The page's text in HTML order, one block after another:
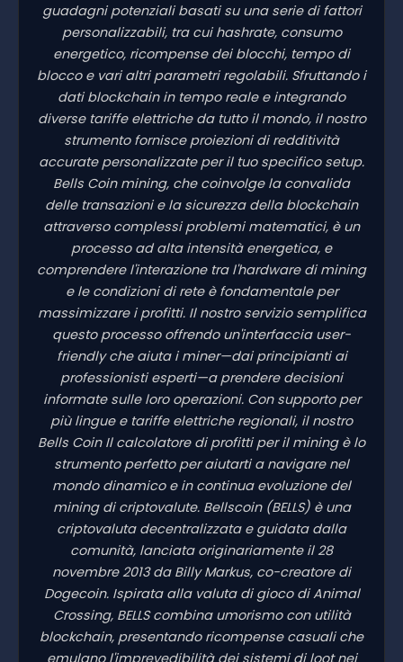
guadagni potenziali basati su una serie di fattori
personalizzabili, tra cui hashrate, consumo
energetico, ricompense dei blocchi, tempo di
blocco e vari altri parametri regolabili. Sfruttando i
dati blockchain in tempo reale e integrando
diverse tariffe elettriche da tutto il mondo, il nostro
strumento fornisce proiezioni di redditività
accurate personalizzate per il tuo specifico setup.
Bells Coin mining, che coinvolge la convalida
delle transazioni e la sicurezza della blockchain
attraverso complessi problemi matematici, è un
processo ad alta intensità energetica, e
comprendere l'interazione tra l'hardware di mining
e le condizioni di rete è fondamentale per
massimizzare i profitti. Il nostro servizio semplifica
questo processo offrendo un'interfaccia user-
friendly che aiuta i miner—dai principianti ai
professionisti esperti—a prendere decisioni
informate sulle loro operazioni. Con supporto per
più lingue e tariffe elettriche regionali, il nostro
Bells Coin Il calcolatore di profitti per il mining è lo
strumento perfetto per aiutarti a navigare nel
mondo dinamico e in continua evoluzione del
mining di criptovalute. Bellscoin (BELLS) è una
criptovaluta decentralizzata e guidata dalla
comunità, lanciata originariamente il 28
novembre 2013 da Billy Markus, co-creatore di
Dogecoin. Ispirata alla valuta di gioco di Animal
Crossing, BELLS combina umorismo con utilità
blockchain, presentando ricompense casuali che
emulano l'imprevedibilità dei sistemi di loot nei